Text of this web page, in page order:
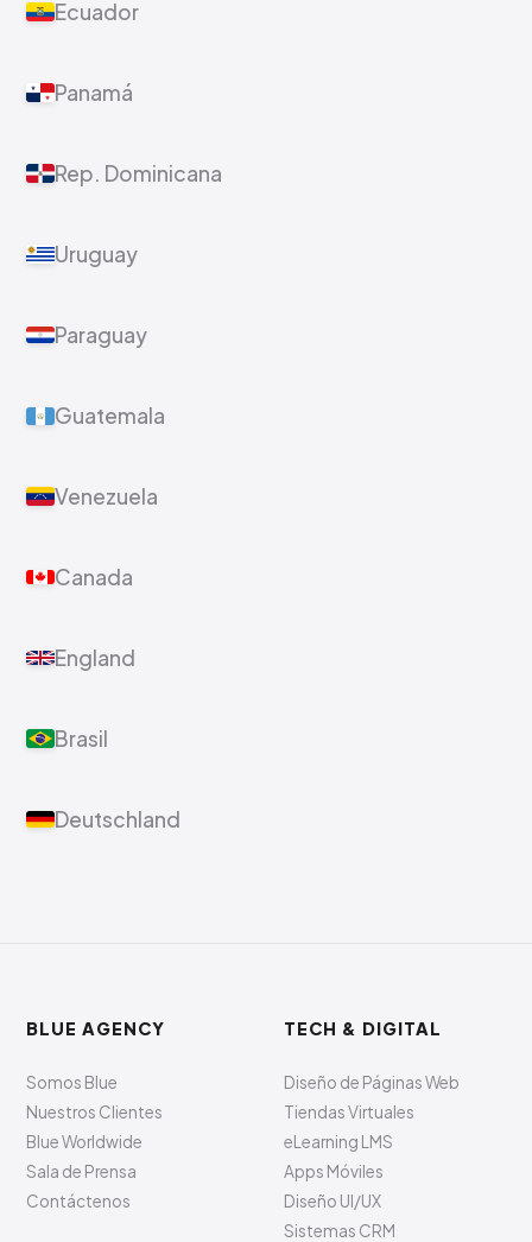
Ecuador
Panamá
Rep. Dominicana
Uruguay
Paraguay
Guatemala
Venezuela
Canada
England
Brasil
Deutschland
BLUE AGENCY
Somos Blue
Nuestros Clientes
Blue Worldwide
Sala de Prensa
Contáctenos
TECH & DIGITAL
Diseño de Páginas Web
Tiendas Virtuales
eLearning LMS
Apps Móviles
Diseño UI/UX
Sistemas CRM